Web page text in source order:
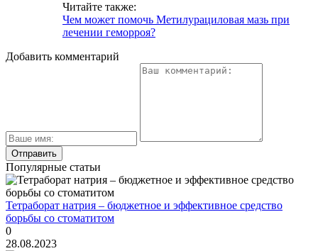
Читайте также:
Чем может помочь Метилурациловая мазь при
лечении геморроя?
Добавить комментарий
Популярные статьи
Тетраборат натрия – бюджетное и эффективное средство
борьбы со стоматитом
0
28.08.2023